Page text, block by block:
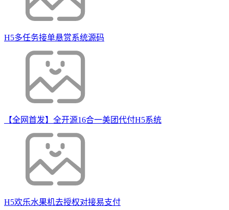
H5多任务接单悬赏系统源码
【全网首发】全开源16合一美团代付H5系统
H5欢乐水果机去授权对接易支付